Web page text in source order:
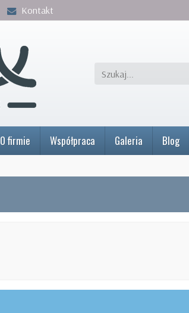
Kontakt
O firmie Współpraca Galeria Blog